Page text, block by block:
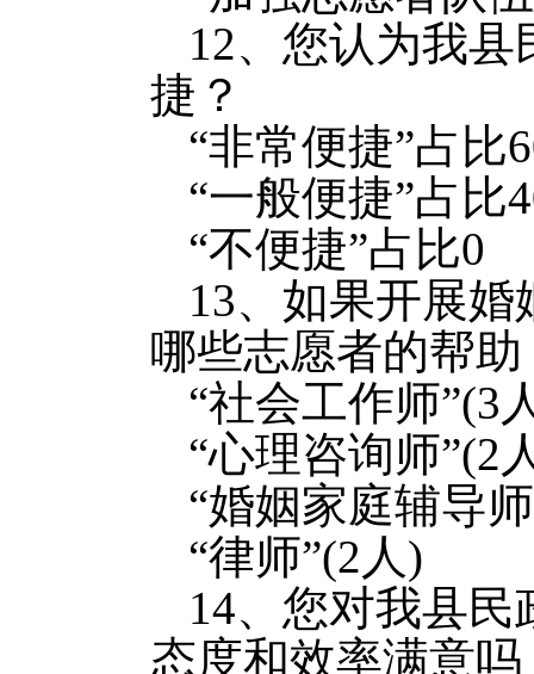
12、您认为我
捷？
“非常便捷”占比
“一般便捷”占比
“不便捷”占比0
13、如果开展
哪些志愿者的帮
“社会工作师”(3
“心理咨询师”(2
“婚姻家庭辅导
“律师”(2人)
14、您对我县
态度和效率满意吗